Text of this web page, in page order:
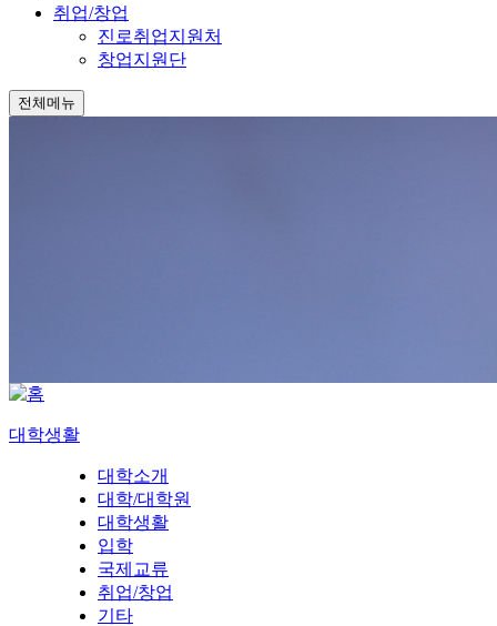
취업/창업
진로취업지원처
창업지원단
전체메뉴
대학생활
대학소개
대학/대학원
대학생활
입학
국제교류
취업/창업
기타